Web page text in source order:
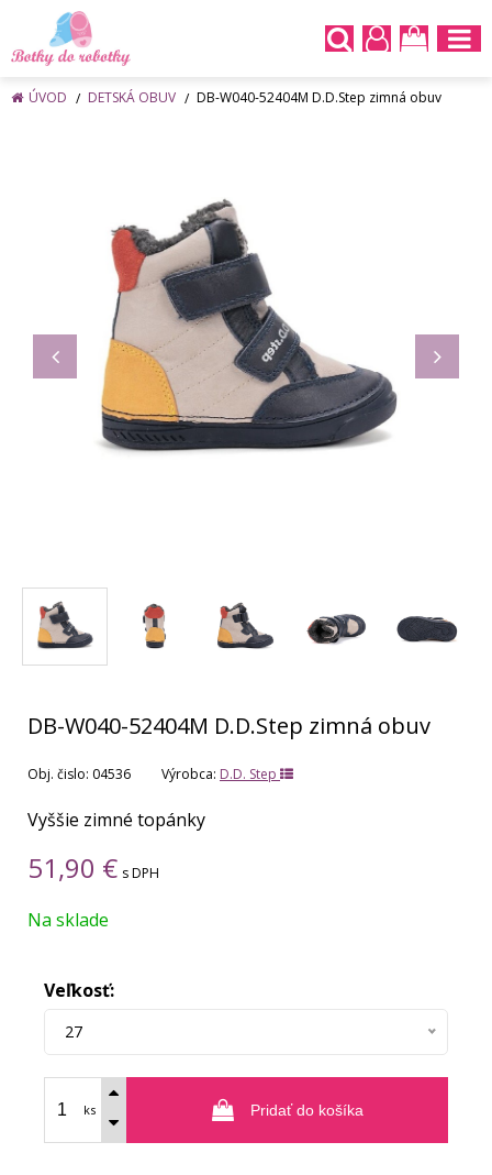
ÚVOD DETSKÁ OBUV DB-W040-52404M D.D.Step zimná obuv
DB-W040-52404M D.D.Step zimná obuv
Obj. čislo: 04536 Výrobca: D.D. Step
Vyššie zimné topánky
51,90 € s DPH
Na sklade
Veľkosť:
27
ks Pridať do košíka